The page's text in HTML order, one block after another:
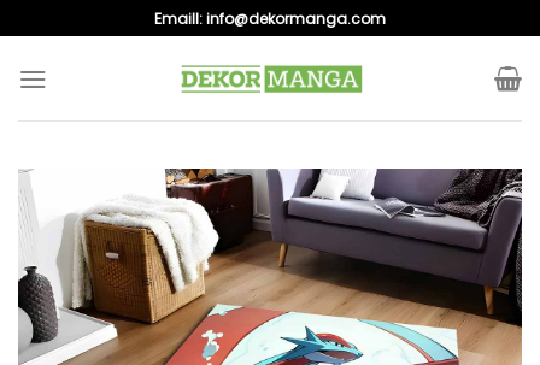
to
content
Emaill:info@dekormanga.com